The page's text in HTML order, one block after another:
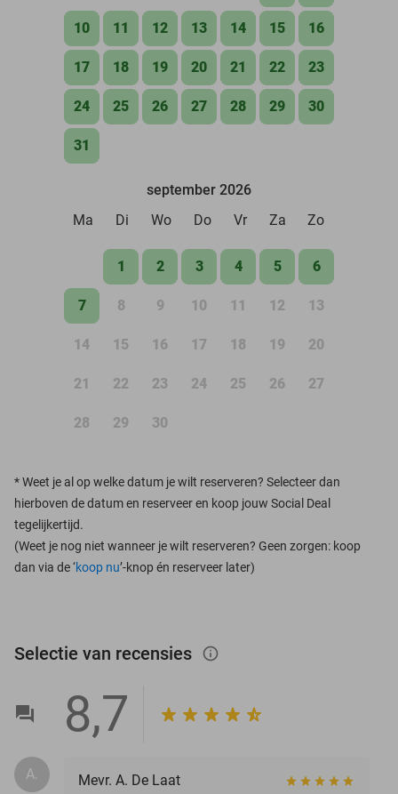
10 11 12 13 14 15 16
17 18 19 20 21 22 23
24 25 26 27 28 29 30
31
september 2026
Ma
Di Wo Do Vr Za Zo
1 2 3 4 5 6
7 8 9 10 11 12 13
14 15 16 17 18 19 20
21 22 23 24 25 26 27
28 29 30
*Weet je al op welke datum je wilt reserveren? Selecteer dan
hierboven de datum en reserveer en koop jouw Social Deal
tegelijkertijd.
(Weet je nog niet wanneer je wilt reserveren? Geen zorgen: koop
dan via de ‘koop nu’-knop én reserveer later)
Selectie van recensies info_outlined
8,7
A. Mevr. A. De Laat